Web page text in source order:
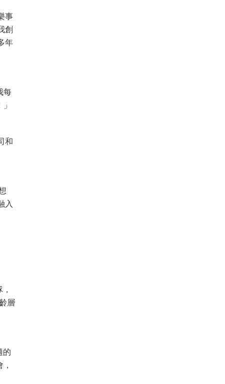
事
創
年
每
和
入
層
的